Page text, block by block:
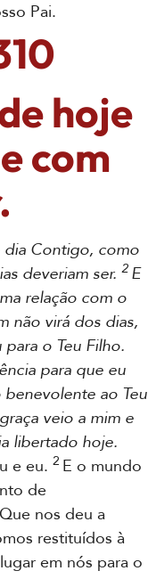
Pai.
hoje
com
dia Contigo, como
deveriam ser. 2 E
relação com o
não virá dos dias,
o Teu Filho.
para que eu
ao Teu
veio a mim e
libertado hoje.
e eu. 2 E o mundo
de
nos deu a
restituídos à
em nós para o